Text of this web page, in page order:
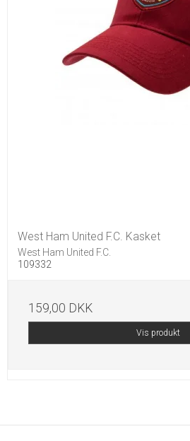
West Ham United F.C. Kasket
West Ham United F.C.
109332
159,00 DKK
Vis produkt